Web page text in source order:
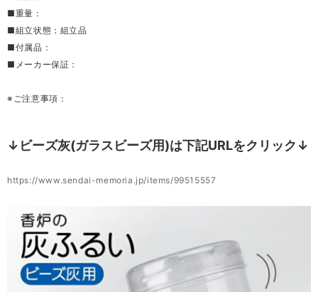
■重量：
■組立状態：組立品
■付属品：
■メーカー保証：
※ご注意事項：
↓ビーズ灰(ガラスビーズ用)は下記URLをクリック↓
https://www.sendai-memoria.jp/items/99515557